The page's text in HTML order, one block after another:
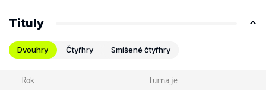
Tituly
Dvouhry Čtyřhry Smíšené čtyřhry
Rok Turnaje